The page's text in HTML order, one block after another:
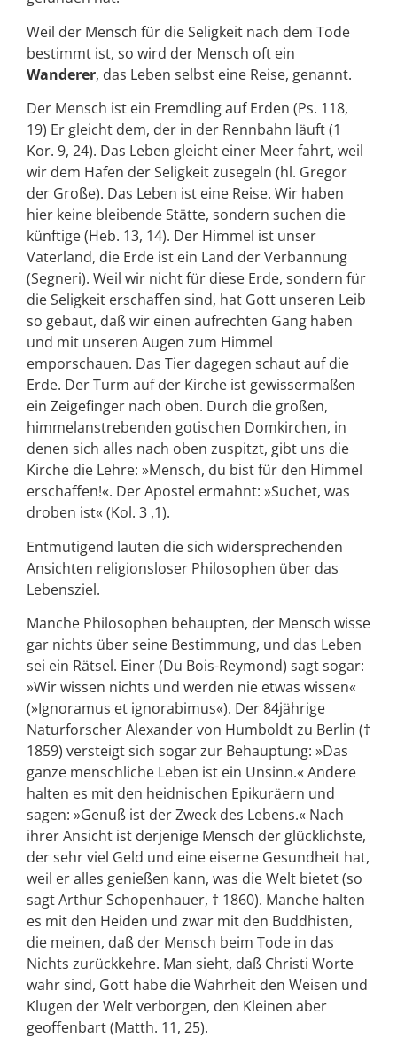
Weil der Mensch für die Seligkeit nach dem Tode
bestimmt ist, so wird der Mensch oft ein
Wanderer, das Leben selbst eine Reise, genannt.
Der Mensch ist ein Fremdling auf Erden (Ps. 118,
19) Er gleicht dem, der in der Rennbahn läuft (1
Kor. 9, 24). Das Leben gleicht einer Meer fahrt, weil
wir dem Hafen der Seligkeit zusegeln (hl. Gregor
der Große). Das Leben ist eine Reise. Wir haben
hier keine bleibende Stätte, sondern suchen die
künftige (Heb. 13, 14). Der Himmel ist unser
Vaterland, die Erde ist ein Land der Verbannung
(Segneri). Weil wir nicht für diese Erde, sondern für
die Seligkeit erschaffen sind, hat Gott unseren Leib
so gebaut, daß wir einen aufrechten Gang haben
und mit unseren Augen zum Himmel
emporschauen. Das Tier dagegen schaut auf die
Erde. Der Turm auf der Kirche ist gewissermaßen
ein Zeigefinger nach oben. Durch die großen,
himmelanstrebenden gotischen Domkirchen, in
denen sich alles nach oben zuspitzt, gibt uns die
Kirche die Lehre: »Mensch, du bist für den Himmel
erschaffen!«. Der Apostel ermahnt: »Suchet, was
droben ist« (Kol. 3 ,1).
Entmutigend lauten die sich widersprechenden
Ansichten religionsloser Philosophen über das
Lebensziel.
Manche Philosophen behaupten, der Mensch wisse
gar nichts über seine Bestimmung, und das Leben
sei ein Rätsel. Einer (Du Bois-Reymond) sagt sogar:
»Wir wissen nichts und werden nie etwas wissen«
(»Ignoramus et ignorabimus«). Der 84jährige
Naturforscher Alexander von Humboldt zu Berlin (†
1859) versteigt sich sogar zur Behauptung: »Das
ganze menschliche Leben ist ein Unsinn.« Andere
halten es mit den heidnischen Epikuräern und
sagen: »Genuß ist der Zweck des Lebens.« Nach
ihrer Ansicht ist derjenige Mensch der glücklichste,
der sehr viel Geld und eine eiserne Gesundheit hat,
weil er alles genießen kann, was die Welt bietet (so
sagt Arthur Schopenhauer, † 1860). Manche halten
es mit den Heiden und zwar mit den Buddhisten,
die meinen, daß der Mensch beim Tode in das
Nichts zurückkehre. Man sieht, daß Christi Worte
wahr sind, Gott habe die Wahrheit den Weisen und
Klugen der Welt verborgen, den Kleinen aber
geoffenbart (Matth. 11, 25).